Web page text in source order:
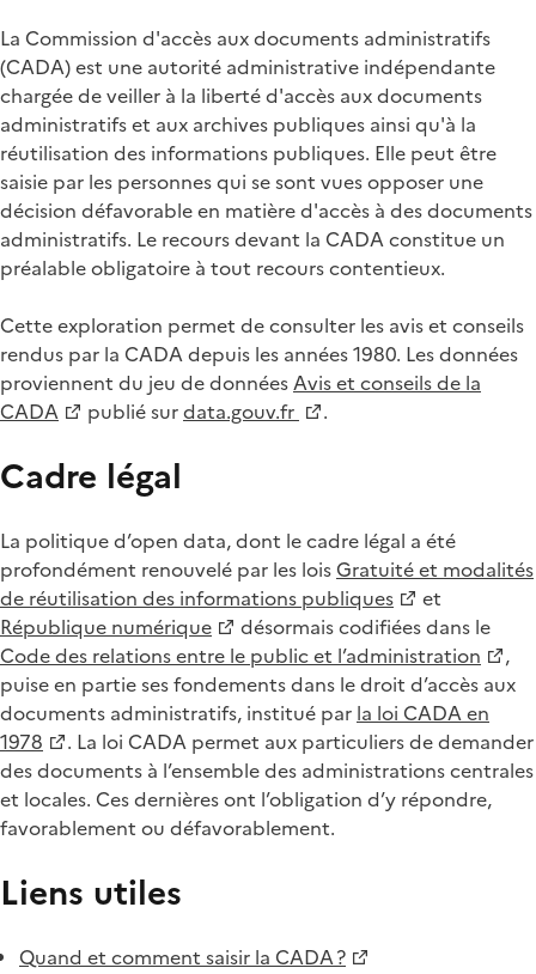
La Commission d'accès aux documents administratifs
(CADA) est une autorité administrative indépendante
chargée de veiller à la liberté d'accès aux documents
administratifs et aux archives publiques ainsi qu'à la
réutilisation des informations publiques. Elle peut être
saisie par les personnes qui se sont vues opposer une
décision défavorable en matière d'accès à des documents
administratifs. Le recours devant la CADA constitue un
préalable obligatoire à tout recours contentieux.
Cette exploration permet de consulter les avis et conseils
rendus par la CADA depuis les années 1980. Les données
proviennent du jeu de donnéesAvis et conseils de la
CADA
publié surdata.gouv.fr .
Cadre légal
La politique d’open data, dont le cadre légal a été
profondément renouvelé par les loisGratuité et modalités
de réutilisation des informations publiques
et
République numérique
désormais codifiées dans le
Code des relations entre le public et l’administration
,
puise en partie ses fondements dans le droit d’accès aux
documents administratifs, institué par la loi CADA en
1978
. La loi CADA permet aux particuliers de demander
des documents à l’ensemble des administrations centrales
et locales. Ces dernières ont l’obligation d’y répondre,
favorablement ou défavorablement.
Liens utiles
Quand et comment saisir la CADA ?